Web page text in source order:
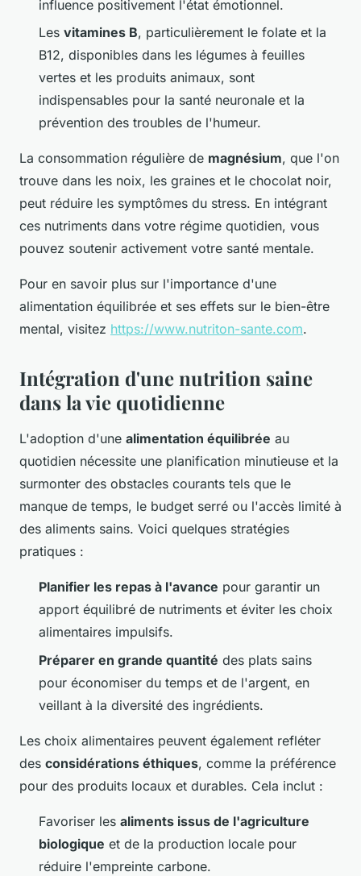
influence positivement l'état émotionnel.
Les vitamines B, particulièrement le folate et la
B12, disponibles dans les légumes à feuilles
vertes et les produits animaux, sont
indispensables pour la santé neuronale et la
prévention des troubles de l'humeur.
La consommation régulière de magnésium, que l'on
trouve dans les noix, les graines et le chocolat noir,
peut réduire les symptômes du stress. En intégrant
ces nutriments dans votre régime quotidien, vous
pouvez soutenir activement votre santé mentale.
Pour en savoir plus sur l'importance d'une
alimentation équilibrée et ses effets sur le bien-être
mental, visitez https://www.nutriton-sante.com.
Intégration d'une nutrition saine
dans la vie quotidienne
L'adoption d'une alimentation équilibrée au
quotidien nécessite une planification minutieuse et la
surmonter des obstacles courants tels que le
manque de temps, le budget serré ou l'accès limité à
des aliments sains. Voici quelques stratégies
pratiques :
Planifier les repas à l'avance pour garantir un
apport équilibré de nutriments et éviter les choix
alimentaires impulsifs.
Préparer en grande quantité des plats sains
pour économiser du temps et de l'argent, en
veillant à la diversité des ingrédients.
Les choix alimentaires peuvent également refléter
des considérations éthiques, comme la préférence
pour des produits locaux et durables. Cela inclut :
Favoriser les aliments issus de l'agriculture
biologique et de la production locale pour
réduire l'empreinte carbone.